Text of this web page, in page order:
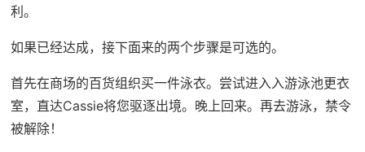
利。
如果已经达成，接下面来的两个步骤是可选的。
首先在商场的百货组织买一件泳衣。尝试进入入游泳池更衣
室，直达Cassie将您驱逐出境。晚上回来。再去游泳，禁令
被解除！